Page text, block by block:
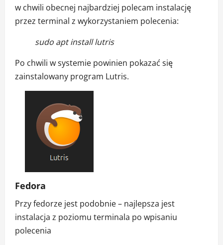
w chwili obecnej najbardziej polecam instalację
przez terminal z wykorzystaniem polecenia:
sudo apt install lutris
Po chwili w systemie powinien pokazać się
zainstalowany program Lutris.
Fedora
Przy fedorze jest podobnie – najlepsza jest
instalacja z poziomu terminala po wpisaniu
polecenia